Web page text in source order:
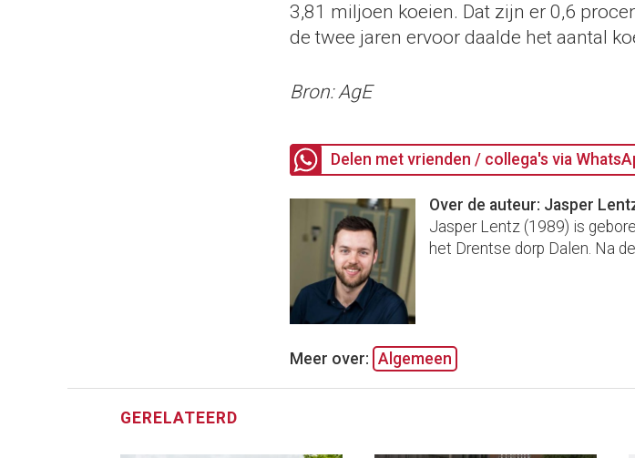
3,81 miljoen koeien. Dat zijn er 0,6
de twee jaren ervoor daalde het aantal
Bron: AgE
Delen met vrienden / collega's via
Over de auteur: Jasper
Jasper Lentz (1989) is
het Drentse dorp Dalen. Na
Meer over: Algemeen
GERELATEERD